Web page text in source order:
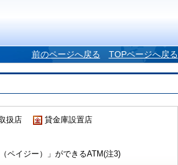
前のページへ戻る TOPページへ戻る
扱店
貸金庫設置店
ペイジー）」ができるATM(注3)